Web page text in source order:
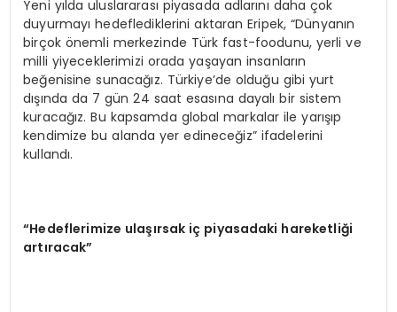
Yeni yılda uluslararası piyasada adlarını daha çok
duyurmayı hedeflediklerini aktaran Eripek, “Dünyanın
birçok önemli merkezinde Türk fast-foodunu, yerli ve
milli yiyeceklerimizi orada yaşayan insanların
beğenisine sunacağız. Türkiye’de olduğu gibi yurt
dışında da 7 gün 24 saat esasına dayalı bir sistem
kuracağız. Bu kapsamda global markalar ile yarışıp
kendimize bu alanda yer edineceğiz” ifadelerini
kullandı.
“Hedeflerimize ulaşırsak iç piyasadaki hareketliği
artıracak”